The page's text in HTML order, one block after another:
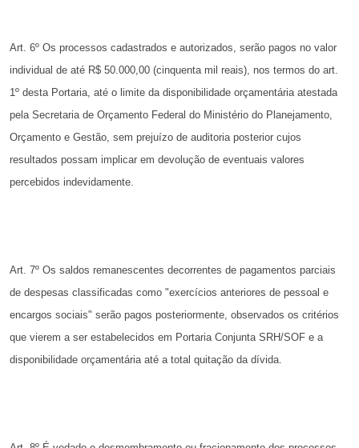
Art. 6º Os processos cadastrados e autorizados, serão pagos no valor
individual de até R$ 50.000,00 (cinquenta mil reais), nos termos do art.
1º desta Portaria, até o limite da disponibilidade orçamentária atestada
pela Secretaria de Orçamento Federal do Ministério do Planejamento,
Orçamento e Gestão, sem prejuízo de auditoria posterior cujos
resultados possam implicar em devolução de eventuais valores
percebidos indevidamente.
Art. 7º Os saldos remanescentes decorrentes de pagamentos parciais
de despesas classificadas como "exercícios anteriores de pessoal e
encargos sociais" serão pagos posteriormente, observados os critérios
que vierem a ser estabelecidos em Portaria Conjunta SRH/SOF e a
disponibilidade orçamentária até a total quitação da dívida.